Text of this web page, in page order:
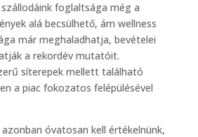
foglaltsága még a
alá becsülhető, ám wellness
már meghaladhatja, bevételei
a rekordév mutatóit.
síterepek mellett található
a piac fokozatos felépülésével
óvatosan kell értékelnünk,